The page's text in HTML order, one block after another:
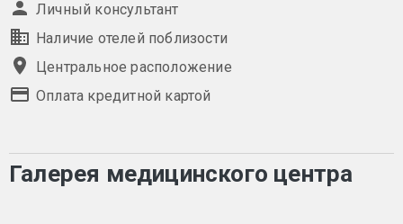
Личный консультант
Наличие отелей поблизости
Центральное расположение
Оплата кредитной картой
Галерея медицинского центра